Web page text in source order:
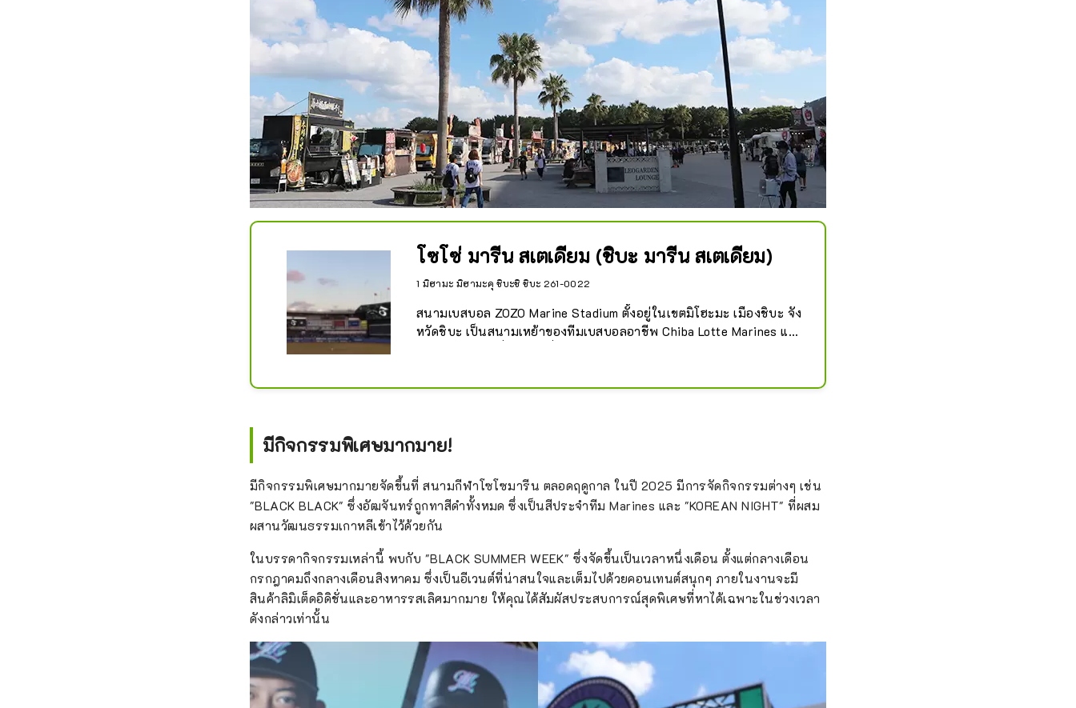
โซโซ่ มารีน สเตเดียม (ชิบะ มารีน สเตเดียม)
1 มิฮามะ มิฮามะคุ ชิบะชิ ชิบะ 261-0022
สนามเบสบอล ZOZO Marine Stadium ตั้งอยู่ในเขตมิโฮะมะ เมืองชิบะ จัง
หวัดชิบะ เป็นสนามเหย้าของทีมเบสบอลอาชีพ Chiba Lotte Marines แห่ง
มาใช้ชื่อปัจจุบัน
มีกิจกรรมพิเศษมากมาย!
มีกิจกรรมพิเศษมากมายจัดขึ้นที่ สนามกีฬาโซโซมารีน ตลอดฤดูกาล ในปี 2025 มีการจัดกิจกรรมต่างๆ เช่น
"BLACK BLACK" ซึ่งอัฒจันทร์ถูกทาสีดำทั้งหมด ซึ่งเป็นสีประจำทีม Marines และ "KOREAN NIGHT" ที่ผสม
ผสานวัฒนธรรมเกาหลีเข้าไว้ด้วยกัน
ในบรรดากิจกรรมเหล่านี้ พบกับ "BLACK SUMMER WEEK" ซึ่งจัดขึ้นเป็นเวลาหนึ่งเดือน ตั้งแต่กลางเดือน
กรกฎาคมถึงกลางเดือนสิงหาคม ซึ่งเป็นอีเวนต์ที่น่าสนใจและเต็มไปด้วยคอนเทนต์สนุกๆ ภายในงานจะมี
สินค้าลิมิเต็ดอิดิชั่นและอาหารรสเลิศมากมาย ให้คุณได้สัมผัสประสบการณ์สุดพิเศษที่หาได้เฉพาะในช่วงเวลา
ดังกล่าวเท่านั้น